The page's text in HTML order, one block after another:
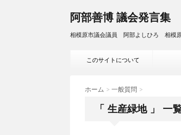
阿部善博 議会発言集
相模原市議会議員 阿部よしひろ 相模
このサイトについて
ホーム > 一般質問 >
「 生産緑地 」 一